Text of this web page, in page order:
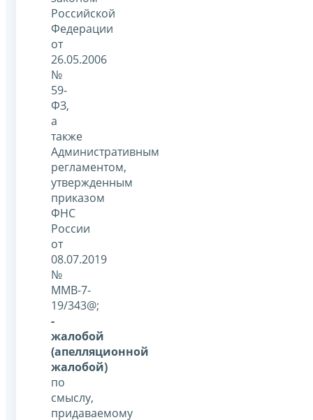
Российской
Федерации
от
26.05.2006
№
59-
ФЗ,
а
также
Административным
регламентом,
утвержденным
приказом
ФНС
России
от
08.07.2019
№
ММВ-7-
19/343@;
-
жалобой
(апелляционной
жалобой)
по
смыслу,
придаваемому